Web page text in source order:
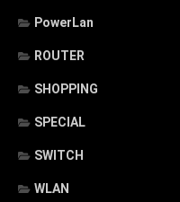
PowerLan
ROUTER
SHOPPING
SPECIAL
SWITCH
WLAN